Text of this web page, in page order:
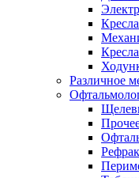
Различное